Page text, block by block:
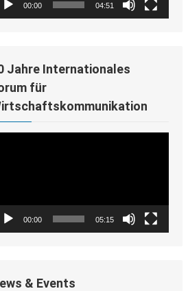
00:00 04:51
Jahre Internationales
für
00:00 05:15
& Events